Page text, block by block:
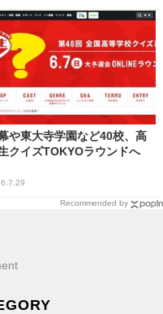
や東大寺学園など40校、高
クイズTOKYOラウンドへ
Recommended by